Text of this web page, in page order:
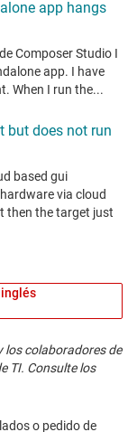
los colaboradores de
TI. Consulte los
o pedido de